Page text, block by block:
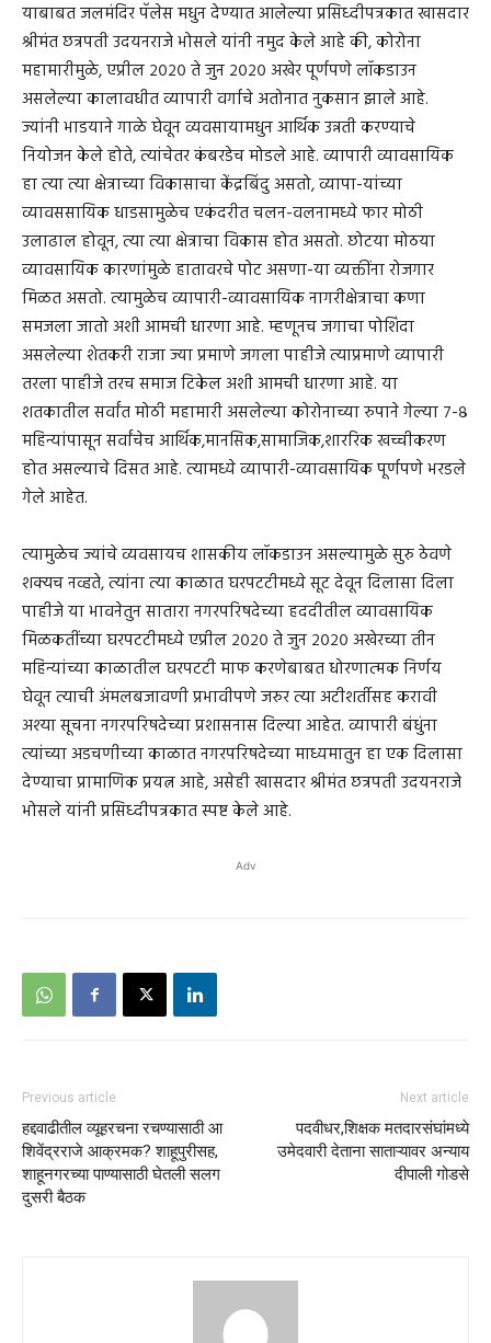
याबाबत जलमंदिर पॅलेस मधुन देण्यात आलेल्या प्रसिध्दीपत्रकात खासदार
श्रीमंत छत्रपती उदयनराजे भोसले यांनी नमुद केले आहे की, कोरोना
महामारीमुळे, एप्रील २०२० ते जुन २०२० अखेर पूर्णपणे लॉकडाउन
असलेल्या कालावधीत व्यापारी वर्गाचे अतोनात नुकसान झाले आहे.
ज्यांनी भाडयाने गाळे घेवून व्यवसायामधुन आर्थिक उन्नती करण्याचे
नियोजन केले होते, त्यांचेतर कंबरडेच मोडले आहे. व्यापारी व्यावसायिक
हा त्या त्या क्षेत्राच्या विकासाचा केंद्रबिंदु असतो, व्यापा-यांच्या
व्यावससायिक धाडसामुळेच एकंदरीत चलन-वलनामध्ये फार मोठी
उलाढाल होवून, त्या त्या क्षेत्राचा विकास होत असतो. छोटया मोठया
व्यावसायिक कारणांमुळे हातावरचे पोट असणा-या व्यक्तींना रोजगार
मिळत असतो. त्यामुळेच व्यापारी-व्यावसायिक नागरीक्षेत्राचा कणा
समजला जातो अशी आमची धारणा आहे. म्हणूनच जगाचा पोशिंदा
असलेल्या शेतकरी राजा ज्या प्रमाणे जगला पाहीजे त्याप्रमाणे व्यापारी
तरला पाहीजे तरच समाज टिकेल अशी आमची धारणा आहे. या
शतकातील सर्वांत मोठी महामारी असलेल्या कोरोनाच्या रुपाने गेल्या ७-८
महिन्यांपासून सर्वांचेच आर्थिक,मानसिक,सामाजिक,शाररिक खच्चीकरण
होत असल्याचे दिसत आहे. त्यामध्ये व्यापारी-व्यावसायिक पूर्णपणे भरडले
गेले आहेत.
त्यामुळेच ज्यांचे व्यवसायच शासकीय लॉकडाउन असल्यामुळे सुरु ठेवणे
शक्यच नव्हते, त्यांना त्या काळात घरपटटीमध्ये सूट देवून दिलासा दिला
पाहीजे या भावनेतुन सातारा नगरपरिषदेच्या हददीतील व्यावसायिक
मिळकतींच्या घरपटटीमध्ये एप्रील २०२० ते जुन २०२० अखेरच्या तीन
महिन्यांच्या काळातील घरपटटी माफ करणेबाबत धोरणात्मक निर्णय
घेवून त्याची अंमलबजावणी प्रभावीपणे जरुर त्या अटीशर्तीसह करावी
अश्या सूचना नगरपरिषदेच्या प्रशासनास दिल्या आहेत. व्यापारी बंधुंना
त्यांच्या अडचणीच्या काळात नगरपरिषदेच्या माध्यमातुन हा एक दिलासा
देण्याचा प्रामाणिक प्रयत्न आहे, असेही खासदार श्रीमंत छत्रपती उदयनराजे
भोसले यांनी प्रसिध्दीपत्रकात स्पष्ट केले आहे.
Adv
Previous article
हद्दवाढीतील व्यूहरचना रचण्यासाठी आ
शिवेंद्रराजे आक्रमक? शाहूपुरीसह,
शाहूनगरच्या पाण्यासाठी घेतली सलग
दुसरी बैठक
Next article
पदवीधर,शिक्षक मतदारसंघांमध्ये
उमेदवारी देताना साताऱ्यावर अन्याय
दीपाली गोडसे